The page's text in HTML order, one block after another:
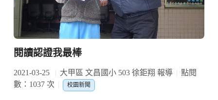
閱讀認證我最棒
2021-03-25 大甲區 文昌國小 503 徐鉅翔 報導
點閱
數：1037 次
校園新聞